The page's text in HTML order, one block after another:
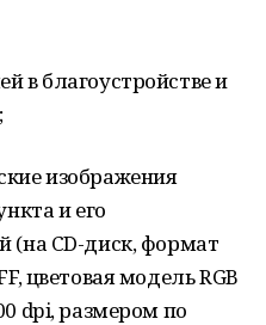
в благоустройстве и
изображения
и его
(на CD-диск, формат
цветовая модель RGB
dpi, размером по